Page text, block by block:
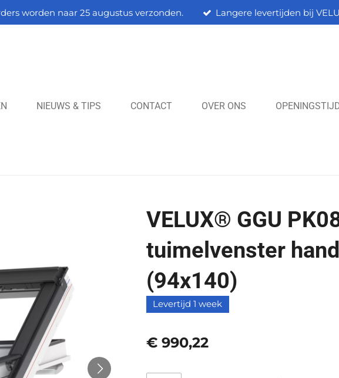
worden naar 25 augustus verzonden. Langere levertijden bij
NIEUWS & TIPS CONTACT OVER ONS
VELUX® GGU
tuimelvenster
(94x140)
Levertijd 1 week
€ 990,22